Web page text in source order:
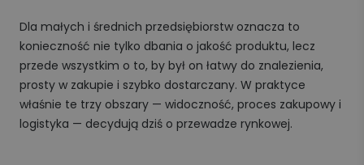
Dla małych i średnich przedsiębiorstw oznacza to
konieczność nie tylko dbania o jakość produktu, lecz
przede wszystkim o to, by był on łatwy do znalezienia,
prosty w zakupie i szybko dostarczany. W praktyce
właśnie te trzy obszary — widoczność, proces zakupowy i
logistyka — decydują dziś o przewadze rynkowej.